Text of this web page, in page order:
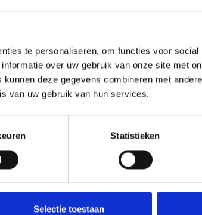
te personaliseren, om functies voor
over uw gebruik van onze site met
deze gegevens combineren met
van uw gebruik van hun services.
Statistieken
Selectie toestaan
Product
Ventilatieroosters
Geschikt
voor
Lucht-afvoer,
Lucht-toevoer
Kleur
RVS (Roestvrij
Rooster
Schoepenrooster
in-
opbouw